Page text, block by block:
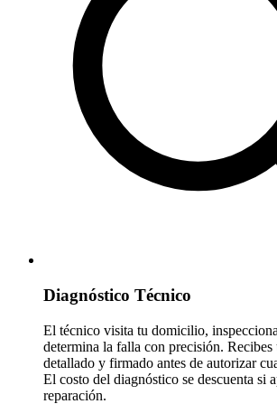
Diagnóstico Técnico
El técnico visita tu domicilio,
determina la falla con precisión. Recibes
detallado y firmado antes de autorizar
El costo del diagnóstico se descuenta si
reparación.